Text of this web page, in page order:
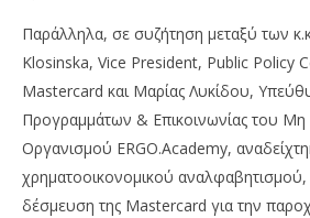
Παράλληλα, σε συζήτηση μεταξύ των
Klosinska, Vice President, Public Policy
Mastercard και Μαρίας Λυκίδου,
Προγραμμάτων & Επικοινωνίας του Μη
Οργανισμού ERGO.Academy,
χρηματοοικονομικού αναλφαβητισμού,
δέσμευση της Mastercard για την